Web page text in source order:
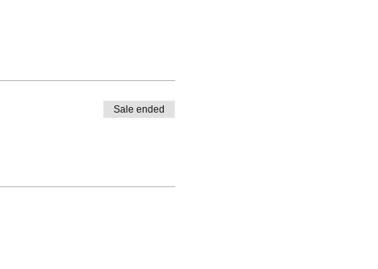
Sale ended